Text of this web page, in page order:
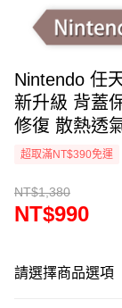
Nintendo 任
新升級 背蓋
修復 散熱透
超取滿NT$390免運
NT$1,380
NT$990
請選擇商品選項